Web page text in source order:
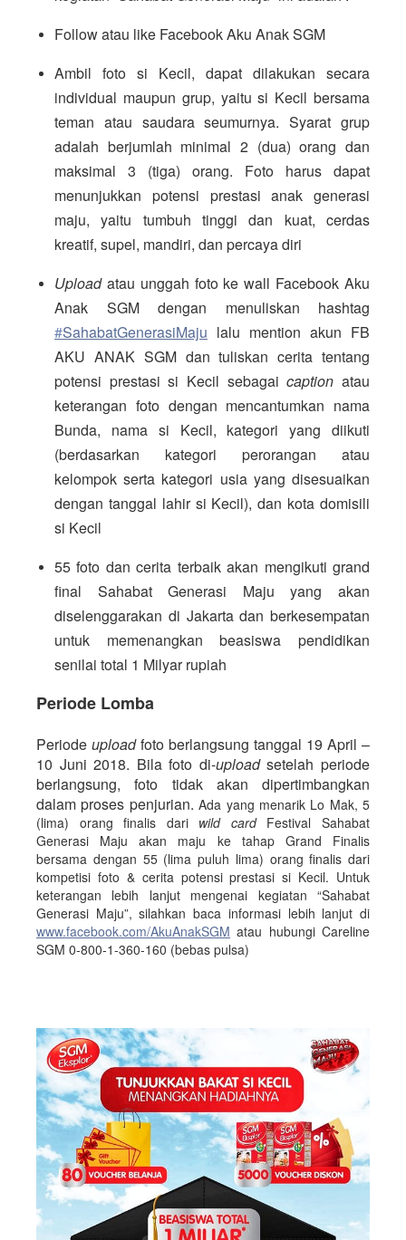
Follow atau like Facebook Aku Anak SGM
Ambil foto si Kecil, dapat dilakukan secara
individual maupun grup, yaitu si Kecil bersama
teman atau saudara seumurnya. Syarat grup
adalah berjumlah minimal 2 (dua) orang dan
maksimal 3 (tiga) orang. Foto harus dapat
menunjukkan potensi prestasi anak generasi
maju, yaitu tumbuh tinggi dan kuat, cerdas
kreatif, supel, mandiri, dan percaya diri
Upload atau unggah foto ke wall Facebook Aku
#SahabatGenerasiMaju lalu mention akun FB
AKU ANAK SGM dan tuliskan cerita tentang
potensi prestasi si Kecil sebagai caption atau
keterangan foto dengan mencantumkan nama
Bunda, nama si Kecil, kategori yang diikuti
(berdasarkan kategori perorangan atau
kelompok serta kategori usia yang disesuaikan
dengan tanggal lahir si Kecil), dan kota domisili
si Kecil
55 foto dan cerita terbaik akan mengikuti grand
final Sahabat Generasi Maju yang akan
diselenggarakan di Jakarta dan berkesempatan
untuk memenangkan beasiswa pendidikan
senilai total 1 Milyar rupiah
Periode Lomba
Periode upload foto berlangsung tanggal 19 April –
10 Juni 2018. Bila foto di-upload setelah periode
berlangsung, foto tidak akan dipertimbangkan
dalam proses penjurian. Ada yang menarik Lo Mak, 5
(lima) orang finalis dariwild card Festival Sahabat
Generasi Maju akan maju ke tahap Grand Finalis
bersama dengan 55 (lima puluh lima) orang finalis dari
kompetisi foto & cerita potensi prestasi si Kecil. Untuk
keterangan lebih lanjut mengenai kegiatan “Sahabat
Generasi Maju”, silahkan baca informasi lebih lanjut di
www.facebook.com/AkuAnakSGM atau hubungi Careline
SGM 0-800-1-360-160 (bebas pulsa)